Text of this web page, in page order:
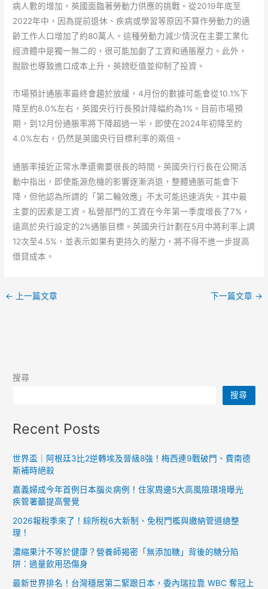
病人數的增加，英國面臨著勞動力供應的挑戰。從2019年底至
2022年中，因為提前退休、疾病或學習等原因不算作勞動力的適
齡工作人口增加了約80萬人。這種勞動力減少情況在主要工業化
經濟體中是獨一無二的，很可能加劇了工資和通脹壓力。此外，
脫歐也導致進口成本上升，英鎊貶值並抑制了投資。
市場預計通脹率最終會趨於放緩，4月份的數據可能會從10.1%下
降至約8.0%左右，英國央行行長預計降幅約為1%。目前市場預
期，到12月份通脹率將下降超過一半，即使在2024年初降至約
4.0%左右，仍然是英國央行目標利率的兩倍。
通脹率接近正常水準還需要很長的時間。英國央行行長在公開活
動中指出，即使能源危機的影響逐漸消退，整體通脹可能會下
降，但他認為所謂的「第二輪效應」不太可能迅速消失。其中最
主要的因素是工資。私營部門的工資在今年第一季度增長了7%，
遠高於央行設定的2%通脹目標。英國央行計劃在5月中將利率上調
12次至4.5%，並表示如果有更持久的壓力，將不得不進一步提高
借貸成本。
← 上一篇文章 下一篇文章 →
搜尋
搜尋
Recent Posts
世界盃｜阿根廷3比2逆轉埃及晉級8強！梅西連9戰破門、費南德
斯補時絕殺
嘉義婦成今年首例日本腦炎病例！住家周邊5大高風險環境曝光
疾管署籲提高警覺
2026報稅季來了！綜所稅6大新制、免稅門檻與繳納管道總整
理！
濃縮果汁不等於健康？營養師揭密「無添加糖」背後的糖分陷
阱：過量飲用恐傷身
最新世界排名！台灣穩居第二緊跟日本，委內瑞拉靠 WBC 奪冠上